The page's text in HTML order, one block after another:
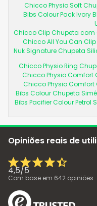
Chicco Physio Soft
Bibs Colour Pack Ivory
Chicco Clip Chupeta com
Chicco All You Can
Nuk Signature Chupeta
Chicco Physio Ring
Chicco Physio Comfort
Chicco Physio Comfort
Bibs Colour Chupeta
Bibs Pacifier Colour Petrol
Opiniões reais de
4,5/5
Com base em 642 opiniões